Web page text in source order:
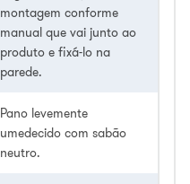
montagem conforme
manual que vai junto ao
produto e fixá-lo na
parede.
Pano levemente
umedecido com sabão
neutro.